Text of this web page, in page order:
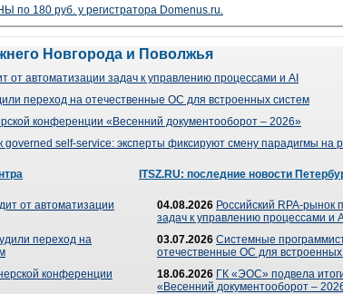
по 180 руб. у регистратора Domenus.ru.
Новгорода и Поволжья
от автоматизации задач к управлению процессами и AI
переход на отечественные ОС для встроенных систем
конференции «Весенний документооборот – 2026»
governed self-service: эксперты фиксируют смену парадигмы на
от автоматизации
переход на
конференции
ITSZ.RU: последние новости
04.08.2026 Российский RPA-рынок
задач к управлению процессами и
03.07.2026 Системные
отечественные ОС для
18.06.2026 ГК «ЭОС» подвела
«Весенний документооборот –